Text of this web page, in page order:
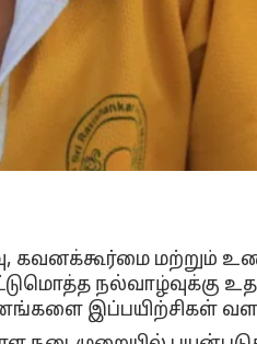
கவனக்கூர்மை
நல்வாழ்வுக்கு
இப்பயிற்சிகள்